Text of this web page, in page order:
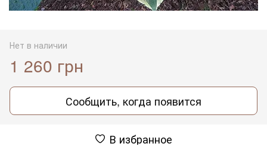
Нет в наличии
1 260 грн
Сообщить, когда появится
В избранное